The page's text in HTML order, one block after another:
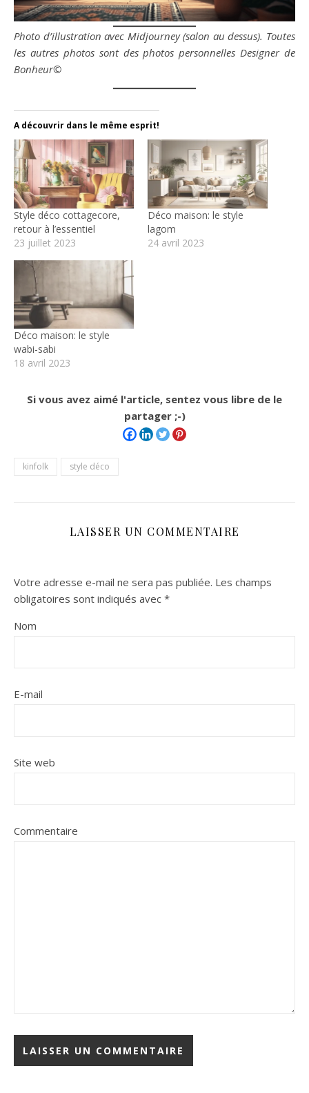
Photo d’illustration avec Midjourney (salon au dessus). Toutes
les autres photos sont des photos personnelles Designer de
Bonheur©
A découvrir dans le même esprit!
Style déco cottagecore,
retour à l’essentiel
23 juillet 2023
Déco maison: le style
lagom
24 avril 2023
Déco maison: le style
wabi-sabi
18 avril 2023
Si vous avez aimé l'article, sentez vous libre de le
partager ;-)
kinfolk style déco
LAISSER UN COMMENTAIRE
Votre adresse e-mail ne sera pas publiée. Les champs
obligatoires sont indiqués avec *
Nom
E-mail
Site web
Commentaire